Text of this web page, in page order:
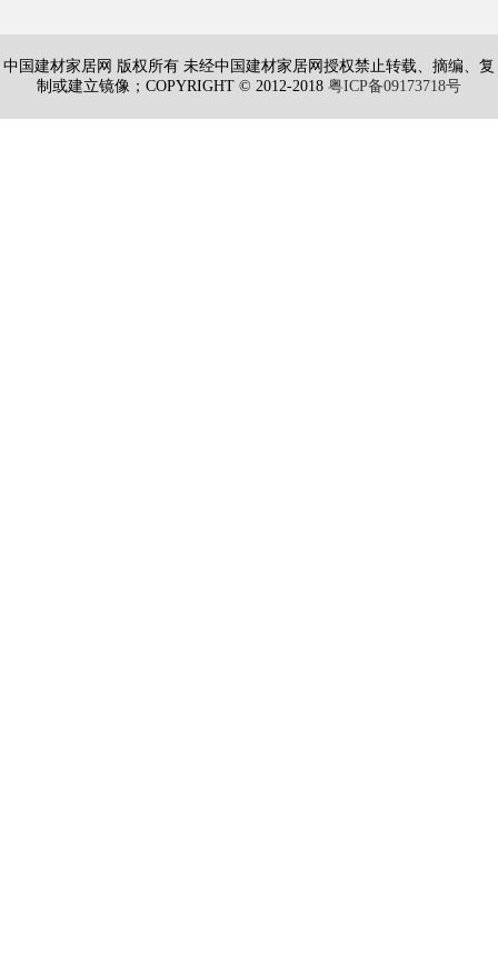
中国建材家居网 版权所有 未经中国建材家居网授权禁止转载、摘编、复
制或建立镜像；COPYRIGHT © 2012-2018 粤ICP备09173718号